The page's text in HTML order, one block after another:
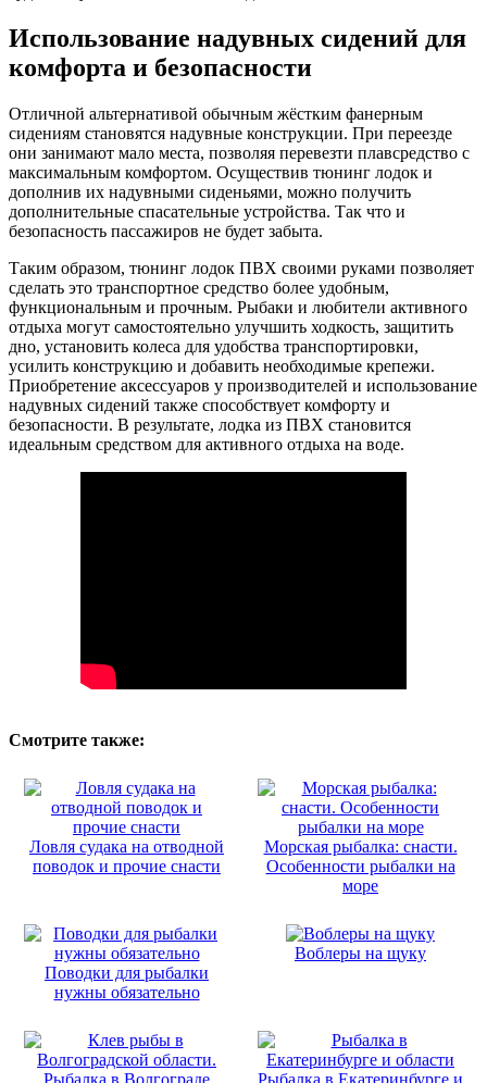
Использование надувных сидений для
комфорта и безопасности
Отличной альтернативой обычным жёстким фанерным
сидениям становятся надувные конструкции. При переезде
они занимают мало места, позволяя перевезти плавсредство с
максимальным комфортом. Осуществив тюнинг лодок и
дополнив их надувными сиденьями, можно получить
дополнительные спасательные устройства. Так что и
безопасность пассажиров не будет забыта.
Таким образом, тюнинг лодок ПВХ своими руками позволяет
сделать это транспортное средство более удобным,
функциональным и прочным. Рыбаки и любители активного
отдыха могут самостоятельно улучшить ходкость, защитить
дно, установить колеса для удобства транспортировки,
усилить конструкцию и добавить необходимые крепежи.
Приобретение аксессуаров у производителей и использование
надувных сидений также способствует комфорту и
безопасности. В результате, лодка из ПВХ становится
идеальным средством для активного отдыха на воде.
Смотрите также:
Ловля судака на отводной
поводок и прочие снасти
Морская рыбалка: снасти.
Особенности рыбалки на
море
Поводки для рыбалки
нужны обязательно
Воблеры на щуку
Рыбалка в Екатеринбурге и